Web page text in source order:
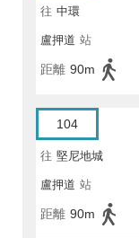
往 中環
盧押道 站
距離 90m
104
往 堅尼地城
盧押道 站
距離 90m